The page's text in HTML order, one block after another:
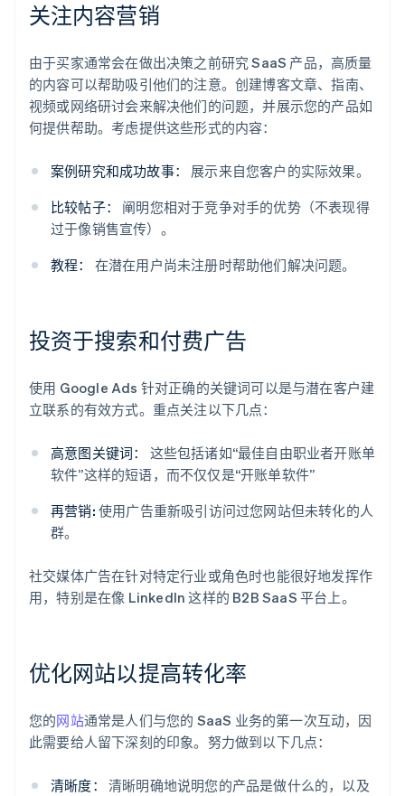
关注内容营销
由于买家通常会在做出决策之前研究 SaaS 产品，高质量
的内容可以帮助吸引他们的注意。创建博客文章、指南、
视频或网络研讨会来解决他们的问题，并展示您的产品如
何提供帮助。考虑提供这些形式的内容：
案例研究和成功故事：
展示来自您客户的实际效果。
比较帖子：
阐明您相对于竞争对手的优势（不表现得
过于像销售宣传）。
教程：
在潜在用户尚未注册时帮助他们解决问题。
投资于搜索和付费广告
使用 Google Ads 针对正确的关键词可以是与潜在客户建
立联系的有效方式。重点关注以下几点：
高意图关键词：
这些包括诸如“最佳自由职业者开账单
软件”这样的短语，而不仅仅是“开账单软件”
再营销: 使用广告重新吸引访问过您网站但未转化的人
群。
社交媒体广告在针对特定行业或角色时也能很好地发挥作
用，特别是在像 LinkedIn 这样的 B2B SaaS 平台上。
优化网站以提高转化率
您的网站通常是人们与您的 SaaS 业务的第一次互动，因
此需要给人留下深刻的印象。努力做到以下几点：
清晰度：
清晰明确地说明您的产品是做什么的，以及